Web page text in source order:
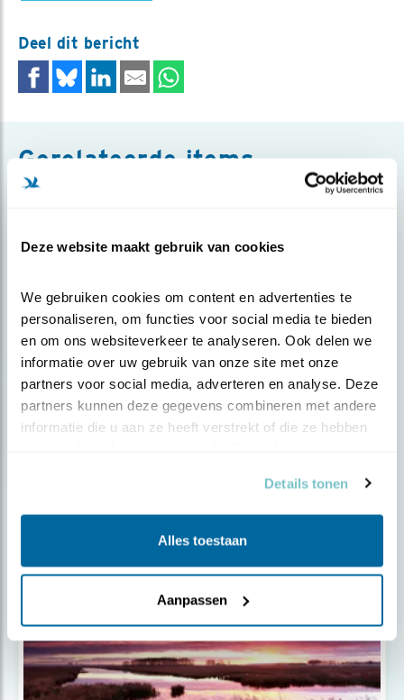
Deze website maakt gebruik van cookies
We gebruiken cookies om content en advertenties te
personaliseren, om functies voor social media te bieden
en om ons websiteverkeer te analyseren. Ook delen we
informatie over uw gebruik van onze site met onze
partners voor social media, adverteren en analyse. Deze
partners kunnen deze gegevens combineren met andere
informatie die u aan ze heeft verstrekt of die ze hebben
Details tonen
Alles toestaan
Aanpassen
Deel dit bericht
Gerelateerde items
Verdieping
Vogels beschermen in 2023